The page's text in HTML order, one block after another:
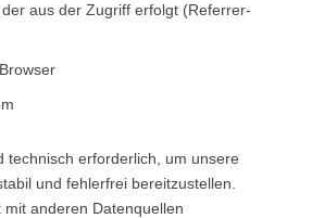
aus der Zugriff erfolgt (Referrer-
technisch erforderlich, um unsere
und fehlerfrei bereitzustellen.
mit anderen Datenquellen